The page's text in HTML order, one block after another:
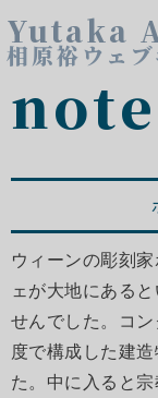
Yutaka
相原裕ウェ
note
ウィーンの彫刻
ェが大地にある
せんでした。コ
度で構成した建
た。中に入ると